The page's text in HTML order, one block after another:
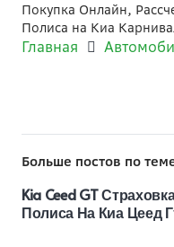
Покупка Онлайн,
Полиса на Киа
Главная
Больше постов по
Kia Ceed GT
Полиса На Киа Цеед